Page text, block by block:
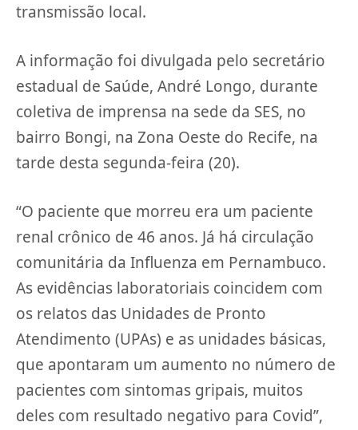
transmissão local.
A informação foi divulgada pelo secretário
estadual de Saúde, André Longo, durante
coletiva de imprensa na sede da SES, no
bairro Bongi, na Zona Oeste do Recife, na
tarde desta segunda-feira (20).
“O paciente que morreu era um paciente
renal crônico de 46 anos. Já há circulação
comunitária da Influenza em Pernambuco.
As evidências laboratoriais coincidem com
os relatos das Unidades de Pronto
Atendimento (UPAs) e as unidades básicas,
que apontaram um aumento no número de
pacientes com sintomas gripais, muitos
deles com resultado negativo para Covid”,